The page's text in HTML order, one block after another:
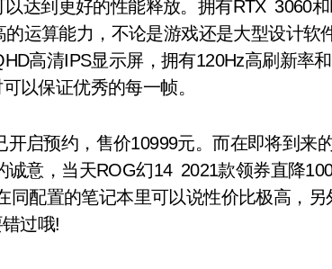
达到更好的性能释放。拥有RTX 3060
运算能力，不论是游戏还是大型设计软
高清IPS显示屏，拥有120Hz高刷新率和
以保证优秀的每一帧。
预约，售价10999元。而在即将到来
意，当天ROG幻14 2021款领券直降
同配置的笔记本里可以说性价比极高，另
过哦!